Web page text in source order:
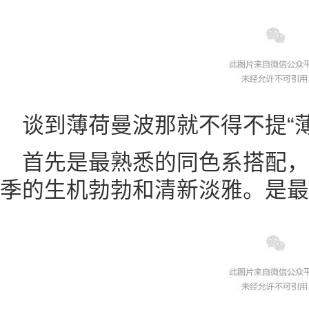
谈到薄荷曼波那就不得不提“
首先是最熟悉的同色系搭配
季的生机勃勃和清新淡雅。是